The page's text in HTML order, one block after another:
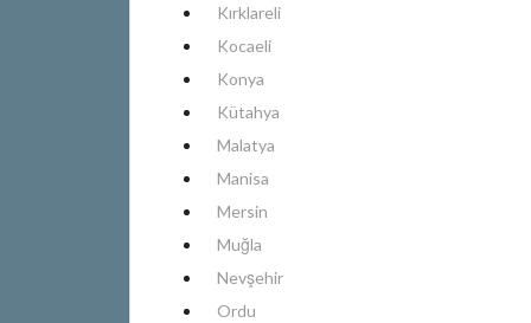
Kırklareli
Kocaeli
Konya
Kütahya
Malatya
Manisa
Mersin
Muğla
Nevşehir
Ordu